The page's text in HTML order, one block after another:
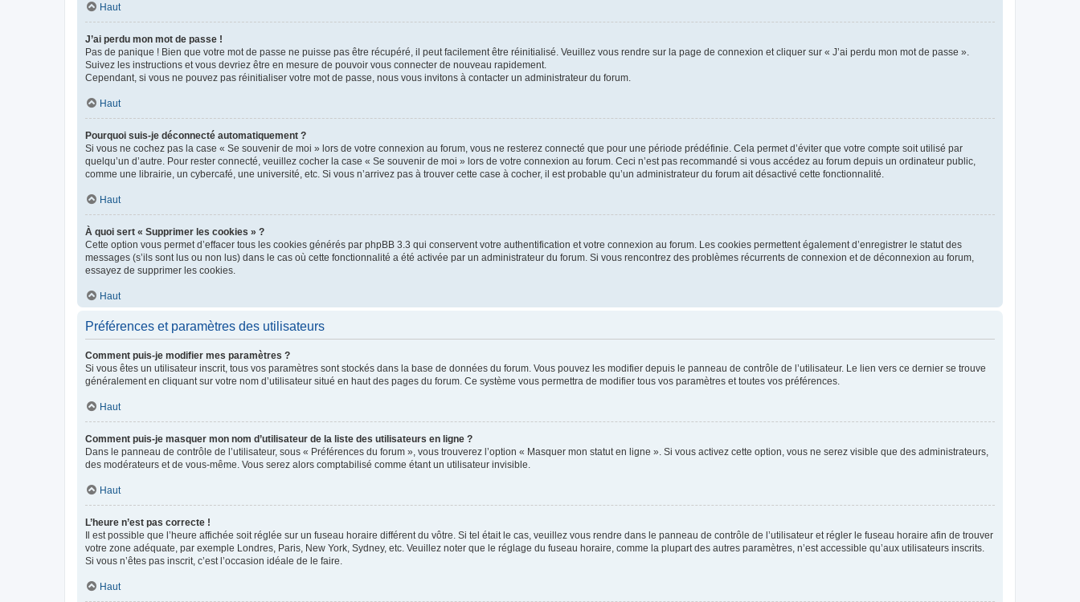
Haut
J’ai perdu mon mot de passe !
Pas de panique ! Bien que votre mot de passe ne puisse pas être récupéré, il peut facilement être réinitialisé. Veuillez vous rendre sur la page de connexion et cliquer sur « J’ai perdu mon mot de passe ».
Suivez les instructions et vous devriez être en mesure de pouvoir vous connecter de nouveau rapidement.
Cependant, si vous ne pouvez pas réinitialiser votre mot de passe, nous vous invitons à contacter un administrateur du forum.
Haut
Pourquoi suis-je déconnecté automatiquement ?
Si vous ne cochez pas la case « Se souvenir de moi » lors de votre connexion au forum, vous ne resterez connecté que pour une période prédéfinie. Cela permet d’éviter que votre compte soit utilisé par
quelqu’un d’autre. Pour rester connecté, veuillez cocher la case « Se souvenir de moi » lors de votre connexion au forum. Ceci n’est pas recommandé si vous accédez au forum depuis un ordinateur public,
comme une librairie, un cybercafé, une université, etc. Si vous n’arrivez pas à trouver cette case à cocher, il est probable qu’un administrateur du forum ait désactivé cette fonctionnalité.
Haut
À quoi sert « Supprimer les cookies » ?
Cette option vous permet d’effacer tous les cookies générés par phpBB 3.3 qui conservent votre authentification et votre connexion au forum. Les cookies permettent également d’enregistrer le statut des
messages (s’ils sont lus ou non lus) dans le cas où cette fonctionnalité a été activée par un administrateur du forum. Si vous rencontrez des problèmes récurrents de connexion et de déconnexion au forum,
essayez de supprimer les cookies.
Haut
Préférences et paramètres des utilisateurs
Comment puis-je modifier mes paramètres ?
Si vous êtes un utilisateur inscrit, tous vos paramètres sont stockés dans la base de données du forum. Vous pouvez les modifier depuis le panneau de contrôle de l’utilisateur. Le lien vers ce dernier se trouve
généralement en cliquant sur votre nom d’utilisateur situé en haut des pages du forum. Ce système vous permettra de modifier tous vos paramètres et toutes vos préférences.
Haut
Comment puis-je masquer mon nom d’utilisateur de la liste des utilisateurs en ligne ?
Dans le panneau de contrôle de l’utilisateur, sous « Préférences du forum », vous trouverez l’option « Masquer mon statut en ligne ». Si vous activez cette option, vous ne serez visible que des administrateurs,
des modérateurs et de vous-même. Vous serez alors comptabilisé comme étant un utilisateur invisible.
Haut
L’heure n’est pas correcte !
Il est possible que l’heure affichée soit réglée sur un fuseau horaire différent du vôtre. Si tel était le cas, veuillez vous rendre dans le panneau de contrôle de l’utilisateur et régler le fuseau horaire afin de trouver
votre zone adéquate, par exemple Londres, Paris, New York, Sydney, etc. Veuillez noter que le réglage du fuseau horaire, comme la plupart des autres paramètres, n’est accessible qu’aux utilisateurs inscrits.
Si vous n’êtes pas inscrit, c’est l’occasion idéale de le faire.
Haut